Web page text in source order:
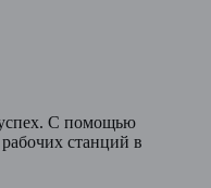
успех. С помощью
станций в